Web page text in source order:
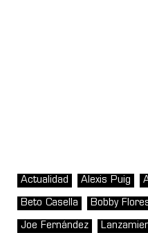
Actualidad Alexis Puig
Beto Casella Bobby
Joe Fernández